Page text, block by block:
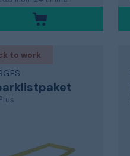
to work